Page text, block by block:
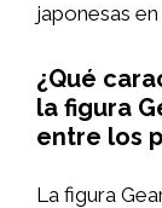
japonesas
¿Qué
la figura
entre los
La figura